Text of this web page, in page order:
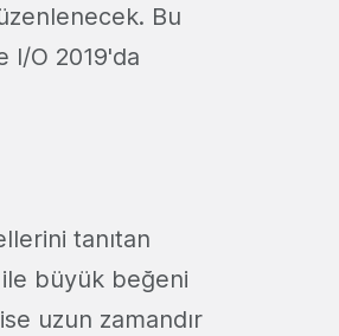
Bu
I/O 2019'da
tanıtan
büyük beğeni
uzun zamandır